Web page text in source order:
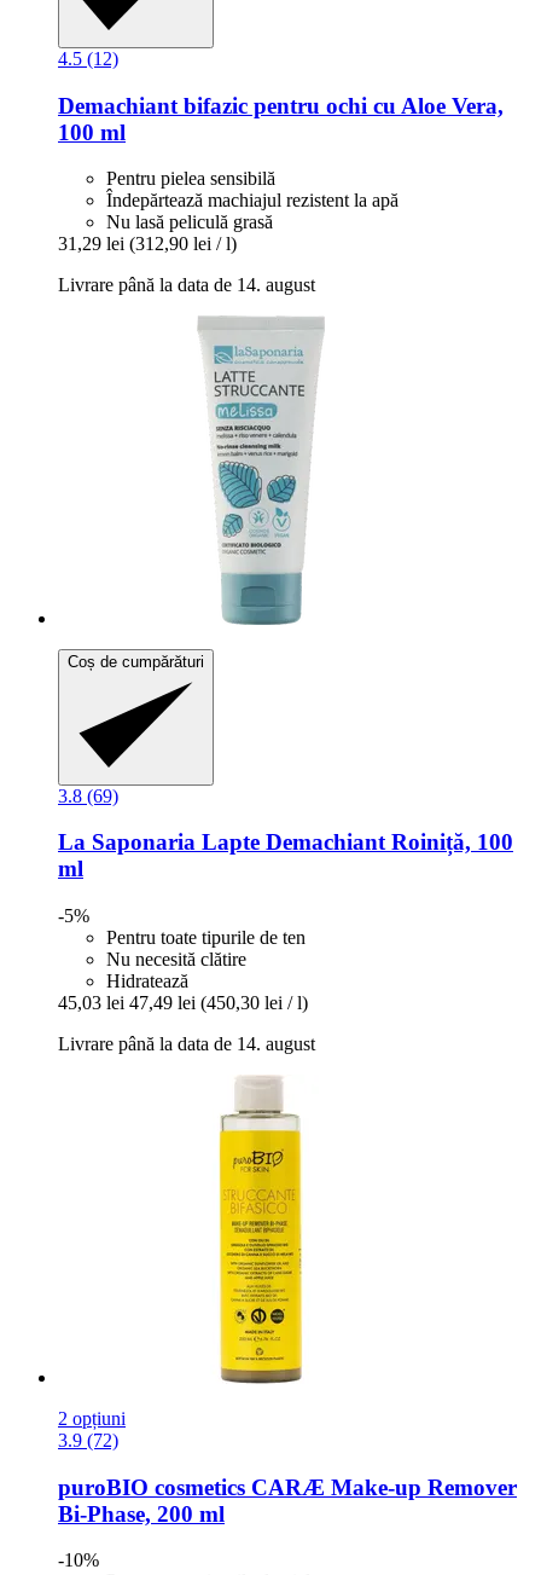
4.5 (12)
Demachiant bifazic pentru ochi cu Aloe Vera,
100 ml
Pentru pielea sensibilă
Îndepărtează machiajul rezistent la apă
Nu lasă peliculă grasă
31,29 lei (312,90 lei / l)
Livrare până la data de 14. august
Coș de cumpărături
3.8 (69)
La Saponaria Lapte Demachiant Roiniță, 100
ml
-5%
Pentru toate tipurile de ten
Nu necesită clătire
Hidratează
45,03 lei 47,49 lei (450,30 lei / l)
Livrare până la data de 14. august
2 opțiuni
3.9 (72)
puroBIO cosmetics CARÆ Make-​up Remover
Bi-​Phase, 200 ml
-10%